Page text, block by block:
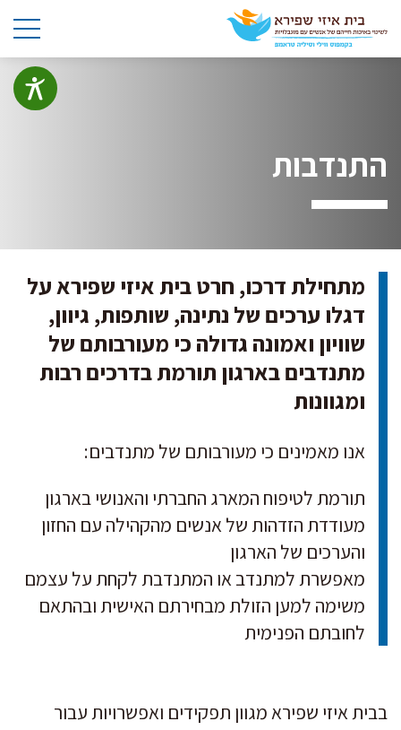
התנדבות
מתחילת דרכו, חרט בית איזי שפירא על
דגלו ערכים של נתינה, שותפות, גיוון,
שוויון ואמונה גדולה כי מעורבותם של
מתנדבים בארגון תורמת בדרכים רבות
ומגוונות
אנו מאמינים כי מעורבותם של מתנדבים:
תורמת לטיפוח המארג החברתי והאנושי בארגון
מעודדת הזדהות של אנשים מהקהילה עם החזון
והערכים של הארגון
מאפשרת למתנדב או המתנדבת לקחת על עצמם
משימה למען הזולת מבחירתם האישית ובהתאם
לחובתם הפנימית
בבית איזי שפירא מגוון תפקידים ואפשרויות עבור